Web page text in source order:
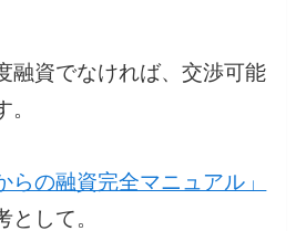
融資でなければ、交渉可能
らの融資完全マニュアル」
として。